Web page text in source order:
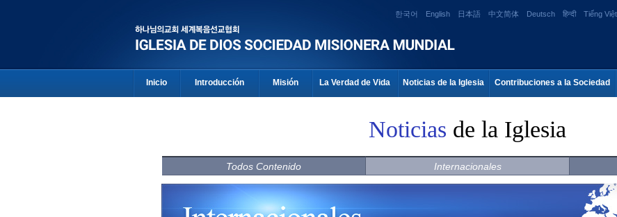
한국어 English 日本語 中文简体 Deutsch हिन्दी Tiếng Việt
Inicio Introducción Misión La Verdad de Vida Noticias de la Iglesia Contribuciones a la Sociedad
Noticias de la Iglesia
Todos Contenido Internacionales